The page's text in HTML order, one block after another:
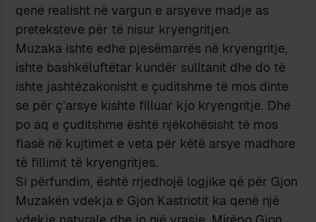
qenë realisht në vargun e arsyeve madje as
preteksteve për të nisur kryengritjen.
Muzaka ishte edhe pjesëmarrës në kryengritje,
ishte bashkëluftëtar kundër sulltanit dhe do të
ishte jashtëzakonisht e çuditshme të mos dinte
se për ç’arsye kishte filluar kjo kryengritje. Dhe
po aq e çuditshme është njëkohësisht të mos
flasë në kujtimet e veta për këtë arsye madhore
të fillimit të kryengritjes.
Si përfundim, është rrjedhojë logjike që për Gjon
Muzakën vdekja e Gjon Kastriotit ka qenë një